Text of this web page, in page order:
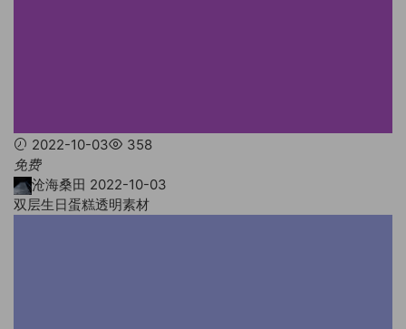
2022-10-03
358
免费
沧海桑田 2022-10-03
双层生日蛋糕透明素材